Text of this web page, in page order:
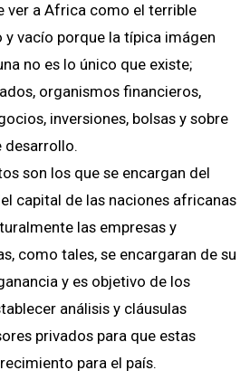
ver a Africa como el terrible
vacío porque la típica imágen
no es lo único que existe;
organismos financieros,
inversiones, bolsas y sobre
desarrollo.
son los que se encargan del
capital de las naciones africanas
las empresas y
como tales, se encargaran de su
y es objetivo de los
análisis y cláusulas
privados para que estas
para el país.